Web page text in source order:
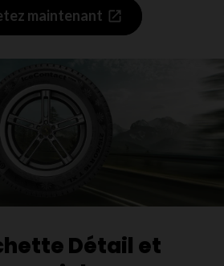
maintenant
Détail et